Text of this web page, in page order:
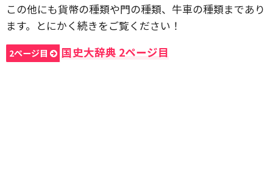
この他にも貨幣の種類や門の種類、牛車の種類まであり
ます。とにかく続きをご覧ください！
2ページ目 国史大辞典 2ページ目